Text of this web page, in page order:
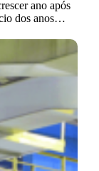
ano após
dos anos